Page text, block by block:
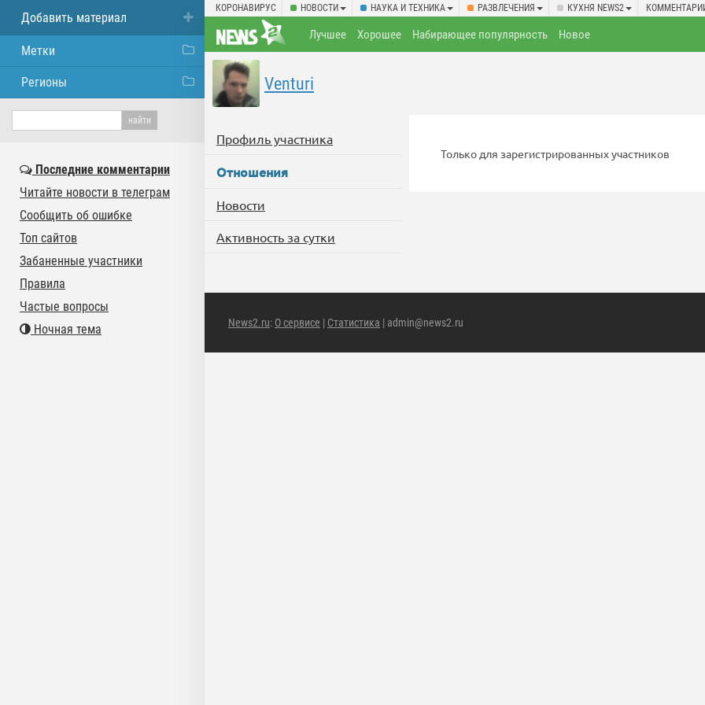
КОРОНАВИРУС НОВОСТИ НАУКА И ТЕХНИКА РАЗВЛЕЧЕНИЯ КУХНЯ NEWS2
Лучшее Хорошее Набирающее популярность Новое
Venturi
Профиль участника
Отношения
Новости
Активность за сутки
Только для зарегистрированных участников
News2.ru: О сервисе | Статистика | admin@news2.ru
Добавить материал
Метки
Регионы
Последние комментарии
Читайте новости в телеграм
Сообщить об ошибке
Топ сайтов
Забаненные участники
Правила
Частые вопросы
Ночная тема